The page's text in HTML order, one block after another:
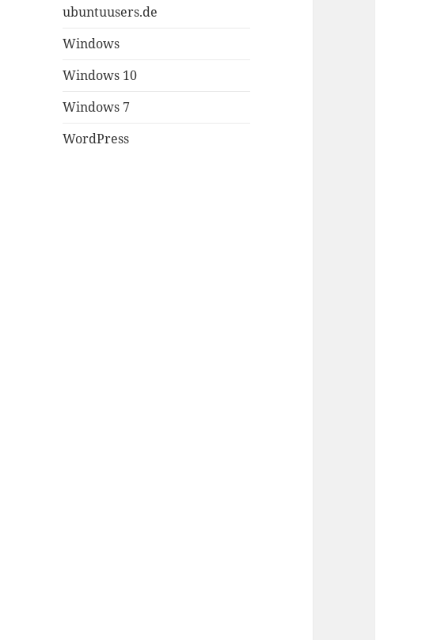
ubuntuusers.de
Windows
Windows 10
Windows 7
WordPress